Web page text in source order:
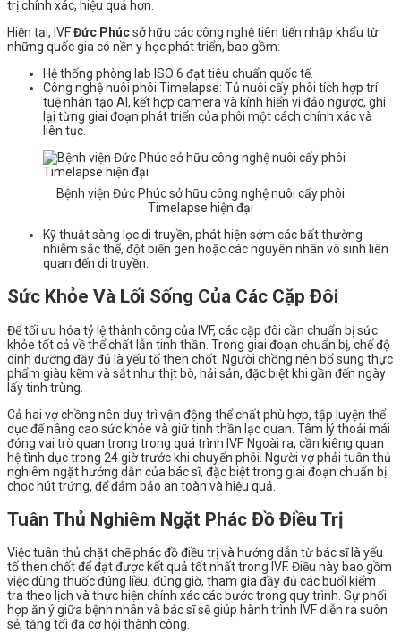
trị chính xác, hiệu quả hơn.
Hiện tại, IVFĐức Phúcsở hữu các công nghệ tiên tiến nhập khẩu từ
những quốc gia có nền y học phát triển, bao gồm:
Hệ thống phòng lab ISO 6 đạt tiêu chuẩn quốc tế.
Công nghệ nuôi phôi Timelapse: Tủ nuôi cấy phôi tích hợp trí
tuệ nhân tạo AI, kết hợp camera và kính hiển vi đảo ngược, ghi
lại từng giai đoạn phát triển của phôi một cách chính xác và
liên tục.
Bệnh viện Đức Phúc sở hữu công nghệ nuôi cấy phôi
Timelapse hiện đại
Kỹ thuật sàng lọc di truyền, phát hiện sớm các bất thường
nhiễm sắc thể, đột biến gen hoặc các nguyên nhân vô sinh liên
quan đến di truyền.
Sức Khỏe Và Lối Sống Của Các Cặp Đôi
Để tối ưu hóa tỷ lệ thành công của IVF, các cặp đôi cần chuẩn bị sức
khỏe tốt cả về thể chất lẫn tinh thần. Trong giai đoạn chuẩn bị, chế độ
dinh dưỡng đầy đủ là yếu tố then chốt. Người chồng nên bổ sung thực
phẩm giàu kẽm và sắt như thịt bò, hải sản, đặc biệt khi gần đến ngày
lấy tinh trùng.
Cả hai vợ chồng nên duy trì vận động thể chất phù hợp, tập luyện thể
dục để nâng cao sức khỏe và giữ tinh thần lạc quan. Tâm lý thoải mái
đóng vai trò quan trọng trong quá trình IVF. Ngoài ra, cần kiêng quan
hệ tình dục trong 24 giờ trước khi chuyển phôi. Người vợ phải tuân thủ
nghiêm ngặt hướng dẫn của bác sĩ, đặc biệt trong giai đoạn chuẩn bị
chọc hút trứng, để đảm bảo an toàn và hiệu quả.
Tuân Thủ Nghiêm Ngặt Phác Đồ Điều Trị
Việc tuân thủ chặt chẽ phác đồ điều trị và hướng dẫn từ bác sĩ là yếu
tố then chốt để đạt được kết quả tốt nhất trong IVF. Điều này bao gồm
việc dùng thuốc đúng liều, đúng giờ, tham gia đầy đủ các buổi kiểm
tra theo lịch và thực hiện chính xác các bước trong quy trình. Sự phối
hợp ăn ý giữa bệnh nhân và bác sĩ sẽ giúp hành trình IVF diễn ra suôn
sẻ, tăng tối đa cơ hội thành công.